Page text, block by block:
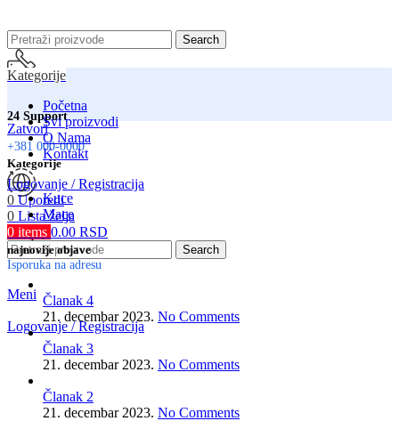
Search
24 Support
+381 000-0000
Srbija
Isporuka na adresu
Meni
Logovanje / Registracija
Kategorije
Početna
Svi proizvodi
O Nama
Kontakt
Logovanje / Registracija
0 Uporedi
0 Lista želja
0 items 0.00 RSD
Search
Zatvori
Kategorije
Kuce
Mace
najnovije objave
Članak 4
21. decembar 2023. No Comments
Članak 3
21. decembar 2023. No Comments
Članak 2
21. decembar 2023. No Comments